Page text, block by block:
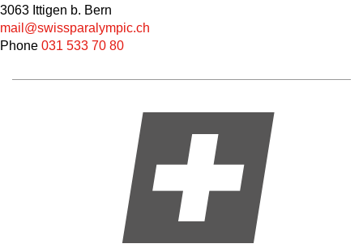
3063 Ittigen b. Bern
mail@swissparalympic.ch
Phone 031 533 70 80